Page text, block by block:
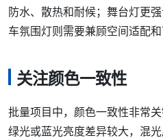
防水、散热和耐候；舞台灯更
车氛围灯则需要兼顾空间适配和
关注颜色一致性
批量项目中，颜色一致性非常
绿光或蓝光亮度差异较大，混光